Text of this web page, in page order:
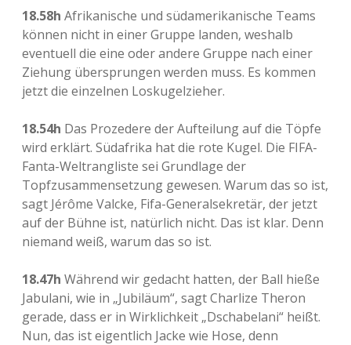
18.58h Afrikanische und südamerikanische Teams
können nicht in einer Gruppe landen, weshalb
eventuell die eine oder andere Gruppe nach einer
Ziehung übersprungen werden muss. Es kommen
jetzt die einzelnen Loskugelzieher.
18.54h Das Prozedere der Aufteilung auf die Töpfe
wird erklärt. Südafrika hat die rote Kugel. Die FIFA-
Fanta-Weltrangliste sei Grundlage der
Topfzusammensetzung gewesen. Warum das so ist,
sagt Jérôme Valcke, Fifa-Generalsekretär, der jetzt
auf der Bühne ist, natürlich nicht. Das ist klar. Denn
niemand weiß, warum das so ist.
18.47h Während wir gedacht hatten, der Ball hieße
Jabulani, wie in „Jubiläum“, sagt Charlize Theron
gerade, dass er in Wirklichkeit „Dschabelani“ heißt.
Nun, das ist eigentlich Jacke wie Hose, denn